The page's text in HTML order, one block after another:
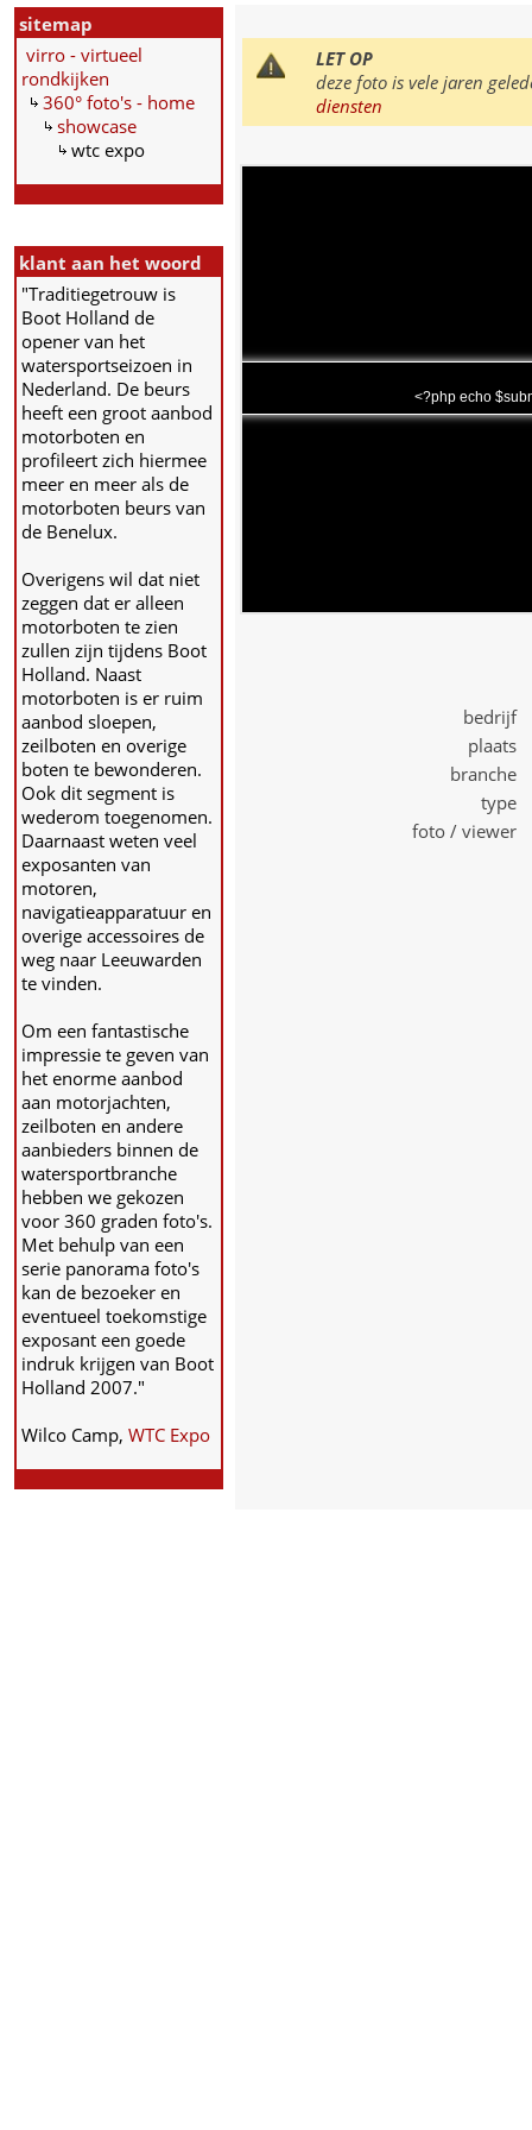
sitemap
virro - virtueel
rondkijken
360° foto's - home
showcase
wtc expo
klant aan het woord
"Traditiegetrouw is
Boot Holland de
opener van het
watersportseizoen in
Nederland. De beurs
heeft een groot aanbod
motorboten en
profileert zich hiermee
meer en meer als de
motorboten beurs van
de Benelux.
Overigens wil dat niet
zeggen dat er alleen
motorboten te zien
zullen zijn tijdens Boot
Holland. Naast
motorboten is er ruim
aanbod sloepen,
zeilboten en overige
boten te bewonderen.
Ook dit segment is
wederom toegenomen.
Daarnaast weten veel
exposanten van
motoren,
navigatieapparatuur en
overige accessoires de
weg naar Leeuwarden
te vinden.
Om een fantastische
impressie te geven van
het enorme aanbod
aan motorjachten,
zeilboten en andere
aanbieders binnen de
watersportbranche
hebben we gekozen
voor 360 graden foto's.
Met behulp van een
serie panorama foto's
kan de bezoeker en
eventueel toekomstige
exposant een goede
indruk krijgen van Boot
Holland 2007."
Wilco Camp, WTC Expo
LET OP
deze foto is vele jaren
diensten
<?php echo
bedrijf
plaats
branche
type
foto / viewer